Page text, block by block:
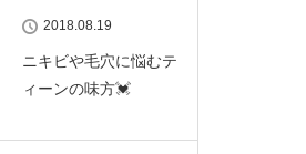
2018.08.19
ニキビや毛穴に悩むテ
ィーンの味方💓